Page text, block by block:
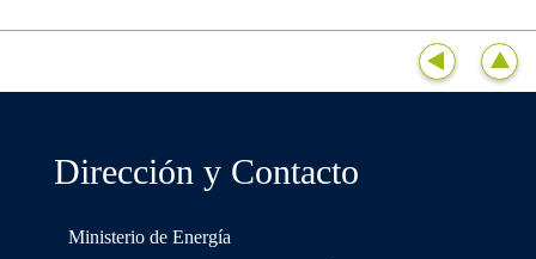
Dirección y Contacto
Ministerio de Energía